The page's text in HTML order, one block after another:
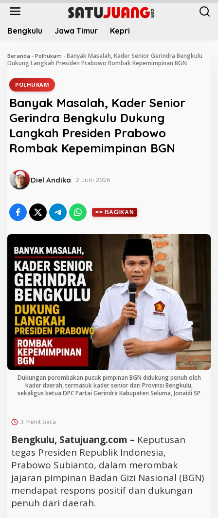
L
Bengkulu Jawa Timur Kepri
Beranda - Polhukam - Banyak Masalah, Kader Senior Gerindra Bengkulu
Dukung Langkah Presiden Prabowo Rombak Kepemimpinan BGN
POLHUKAM
Banyak Masalah, Kader Senior
Gerindra Bengkulu Dukung
Langkah Presiden Prabowo
Rombak Kepemimpinan BGN
Diel Andika 2 Juni 2026
Dukungan perombakan pucuk pimpinan BGN didukung penuh oleh
kader daerah, termasuk kader senior dari Provinsi Bengkulu,
sekaligus ketua DPC Partai Gerindra Kabupaten Seluma, Jonaidi SP
3 menit baca
Bengkulu, Satujuang.com – Keputusan
tegas Presiden Republik Indonesia,
Prabowo Subianto, dalam merombak
jajaran pimpinan Badan Gizi Nasional (BGN)
mendapat respons positif dan dukungan
penuh dari daerah.